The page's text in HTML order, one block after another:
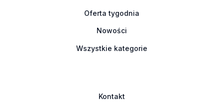
Oferta tygodnia
Nowości
Wszystkie kategorie
Kontakt